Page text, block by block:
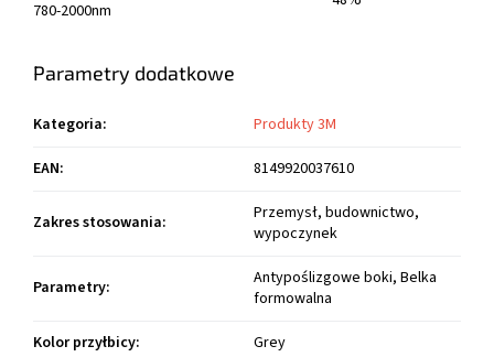
780-2000nm
Parametry dodatkowe
Kategoria:
Produkty 3M
EAN: 8149920037610
Zakres stosowania:
Przemysł, budownictwo,
wypoczynek
Parametry:
Antypoślizgowe boki, Belka
formowalna
Kolor przyłbicy:
Grey